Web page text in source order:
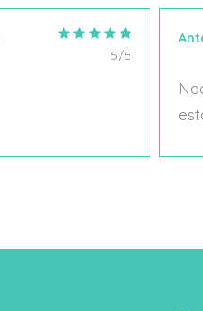
5/5